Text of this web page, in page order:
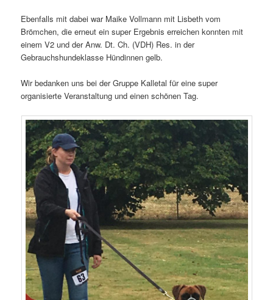
Ebenfalls mit dabei war Maike Vollmann mit Lisbeth vom
Brömchen, die erneut ein super Ergebnis erreichen konnten mit
einem V2 und der Anw. Dt. Ch. (VDH) Res. in der
Gebrauchshundeklasse Hündinnen gelb.
Wir bedanken uns bei der Gruppe Kalletal für eine super
organisierte Veranstaltung und einen schönen Tag.